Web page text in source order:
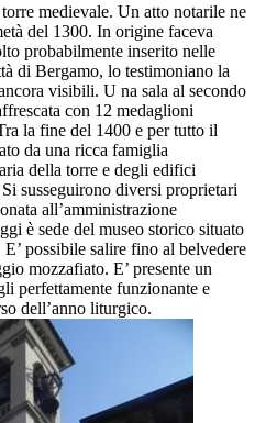
medievale. Un atto notarile ne
del 1300. In origine faceva
probabilmente inserito nelle
di Bergamo, lo testimoniano la
visibili. U na sala al secondo
con 12 medaglioni
la fine del 1400 e per tutto il
da una ricca famiglia
della torre e degli edifici
susseguirono diversi proprietari
all’amministrazione
è sede del museo storico situato
possibile salire fino al belvedere
mozzafiato. E’ presente un
perfettamente funzionante e
dell’anno liturgico.